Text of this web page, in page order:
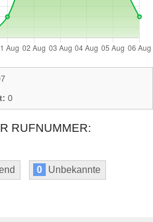
0
RUFNUMMER:
0 Unbekannte